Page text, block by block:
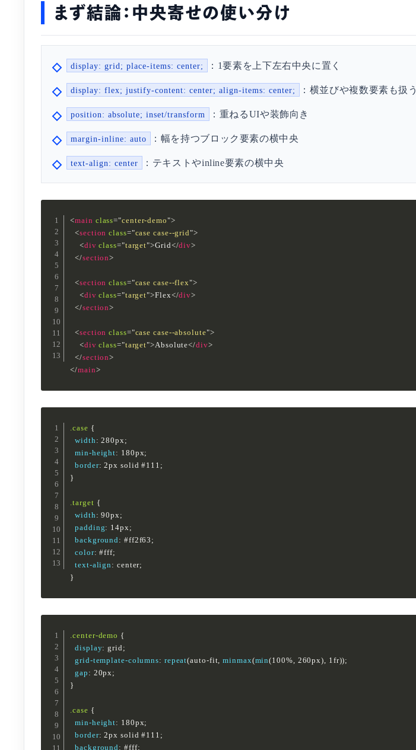
まず結論：中央寄せの使い分け
display: grid; place-items: center; ：1要素を上下左右中央に置く
display: flex; justify-content: center; align-items: center; ：横並びや複数要素も扱う
position: absolute; inset/transform ：重ねるUIや装飾向き
margin-inline: auto ：幅を持つブロック要素の横中央
text-align: center ：テキストやinline要素の横中央
<main class="center-demo">
<section class="case case--grid">
<div class="target">Grid</div>
</section>
<section class="case case--flex">
<div class="target">Flex</div>
</section>
<section class="case case--absolute">
<div class="target">Absolute</div>
</section>
</main>
.case {
width: 280px;
min-height: 180px;
border: 2px solid #111 ;
}
.target {
width: 90px;
padding: 14px;
background: #ff2f63 ;
color: #fff;
text-align : center;
}
.center-demo {
display: grid;
grid-template-columns: repeat(auto-fit, minmax(min(100%, 260px), 1fr));
gap : 20px;
}
.case {
min-height: 180px;
border: 2px solid #111 ;
background: #fff;